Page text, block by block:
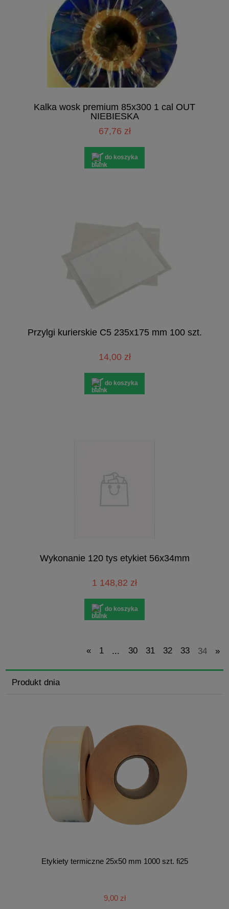
Kalka wosk premium 85x300 1 cal OUT
NIEBIESKA
67,76 zł
do koszyka
Przylgi kurierskie C5 235x175 mm 100 szt.
14,00 zł
do koszyka
Wykonanie 120 tys etykiet 56x34mm
1 148,82 zł
do koszyka
« 1 30 31 32 33 34 »
Produkt dnia
Etykiety termiczne 25x50 mm 1000 szt. fi25
9,00 zł